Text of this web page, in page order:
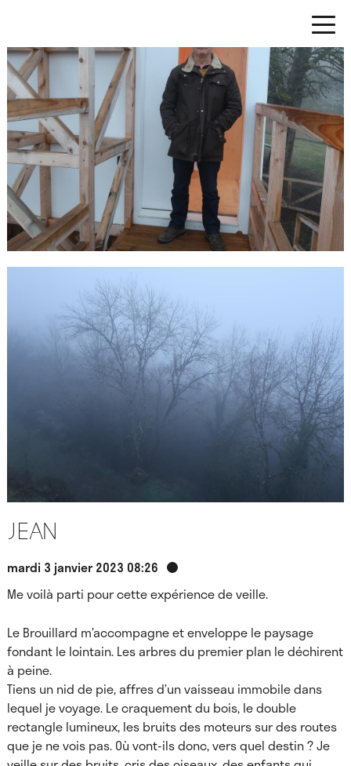
Jean
mardi 3 janvier 2023 08:26
Me voilà parti pour cette expérience de veille.
Le Brouillard m’accompagne et enveloppe le paysage
fondant le lointain. Les arbres du premier plan le déchirent
à peine.
Tiens un nid de pie, affresd’un vaisseau immobile dans
lequel je voyage. Le craquement du bois, le double
rectangle lumineux, les bruits des moteurs sur des routes
que je ne vois pas. Où vont-ils donc, vers quel destin ? Je